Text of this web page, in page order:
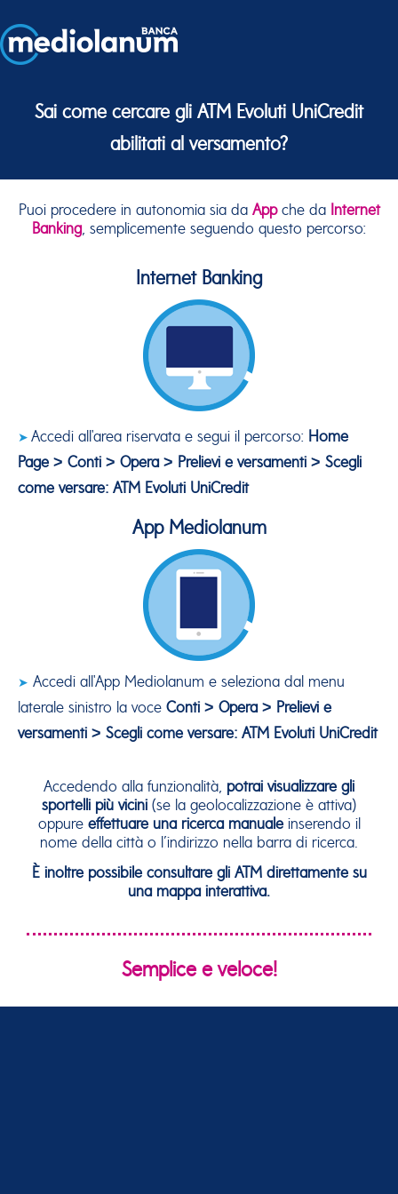
Sai come cercare gli ATM Evoluti UniCredit
abilitati al versamento?
Puoi procedere in autonomia sia da Appche da Internet
Banking, semplicemente seguendo questo percorso:
Internet Banking
➤ Accedi all'area riservata e segui il percorso: Home
Page > Conti > Opera > Prelievi e versamenti > Scegli
come versare: ATM Evoluti UniCredit
App Mediolanum
➤ Accedi all'App Mediolanum e seleziona dal menu
laterale sinistro la voce Conti > Opera > Prelievi e
versamenti > Scegli come versare: ATM Evoluti UniCredit
Accedendo alla funzionalità, potrai visualizzare gli
sportelli più vicini (se la geolocalizzazione è attiva)
oppure effettuare una ricerca manualeinserendo il
nome della città o l’indirizzo nella barra di ricerca.
È inoltre possibile consultare gli ATM direttamente su
una mappa interattiva.
Semplice e veloce!